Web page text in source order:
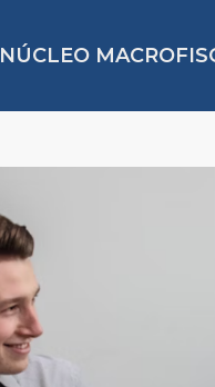
NÚCLEO